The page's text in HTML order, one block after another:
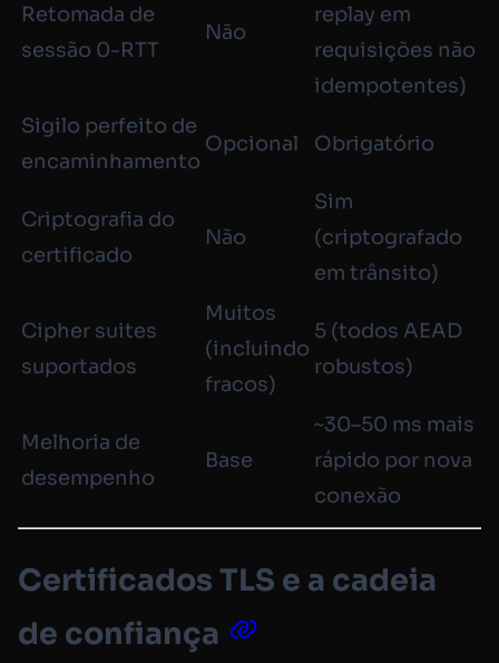
Retomada de
sessão 0-RTT
Não
replay em
requisições não
idempotentes)
Sigilo perfeito de
encaminhamento
Opcional Obrigatório
Criptografia do
certificado
Não
Sim
(criptografado
em trânsito)
Cipher suites
suportados
Muitos
(incluindo
fracos)
5 (todos AEAD
robustos)
Melhoria de
desempenho
Base
~30–50 ms mais
rápido por nova
conexão
Certificados TLS e a cadeia
de confiança